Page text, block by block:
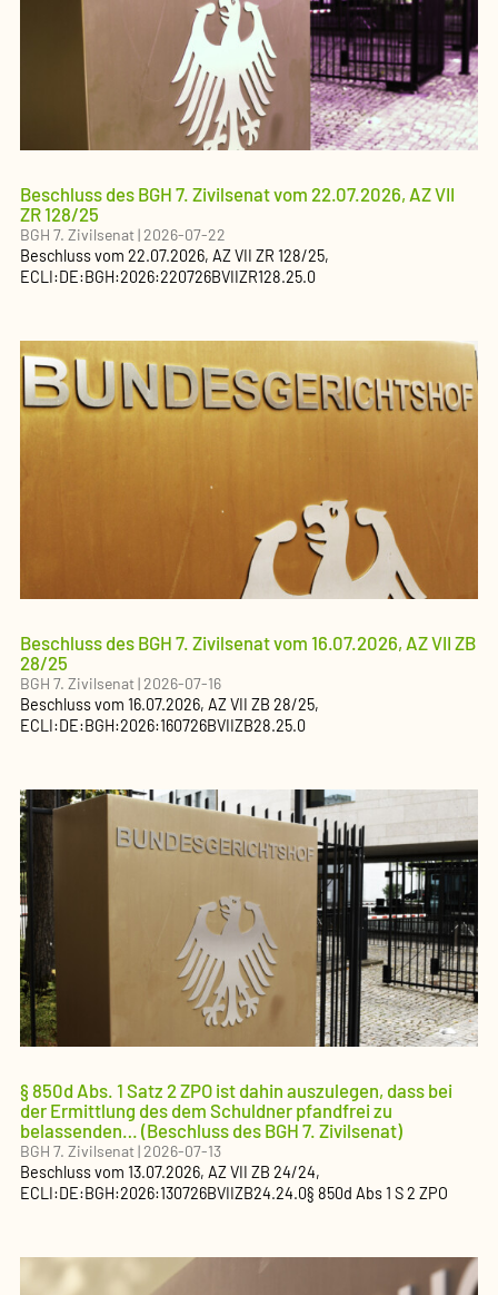
Beschluss des BGH 7. Zivilsenat vom 22.07.2026, AZ VII
ZR 128/25
BGH 7. Zivilsenat|2026-07-22
Beschlussvom 22.07.2026, AZVII ZR 128/25,
ECLI:DE:BGH:2026:220726BVIIZR128.25.0
Beschluss des BGH 7. Zivilsenat vom 16.07.2026, AZ VII ZB
28/25
BGH 7. Zivilsenat|2026-07-16
Beschlussvom 16.07.2026, AZVII ZB 28/25,
ECLI:DE:BGH:2026:160726BVIIZB28.25.0
§ 850d Abs. 1 Satz 2 ZPO ist dahin auszulegen, dass bei
der Ermittlung des dem Schuldner pfandfrei zu
belassenden… (Beschluss des BGH 7. Zivilsenat)
BGH 7. Zivilsenat|2026-07-13
Beschlussvom 13.07.2026, AZVII ZB 24/24,
ECLI:DE:BGH:2026:130726BVIIZB24.24.0§ 850d Abs 1 S 2 ZPO